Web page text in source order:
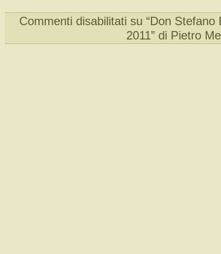
Commenti disabilitati su “Don Stefano
2011” di Pietro